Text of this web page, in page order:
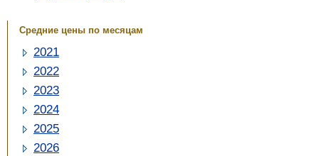
Средние цены по месяцам
2021
2022
2023
2024
2025
2026